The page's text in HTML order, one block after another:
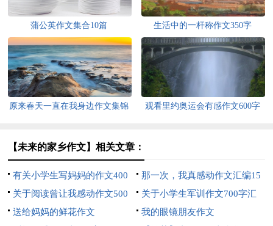
蒲公英作文集合10篇 生活中的一杆称作文350字
原来春天一直在我身边作文集锦
观看里约奥运会有感作文600字
【未来的家乡作文】相关文章：
有关小学生写妈妈的作文400
字锦集十篇
那一次，我真感动作文汇编15
篇
关于阅读曾让我感动作文500
字集锦六篇
关于小学生军训作文700字汇
总10篇
送给妈妈的鲜花作文
我的眼镜朋友作文